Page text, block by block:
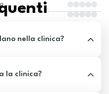
nella clinica?
la clinica?